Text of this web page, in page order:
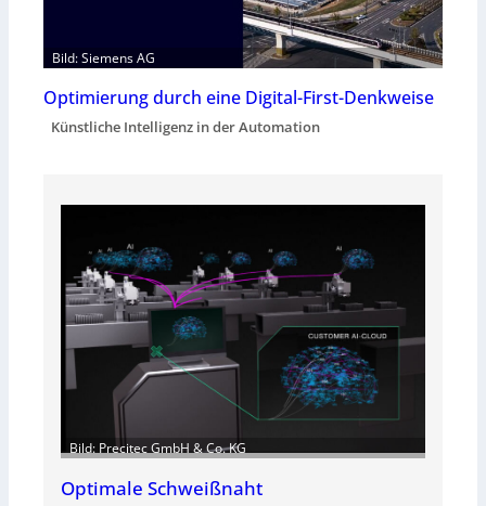
Bild: Siemens AG
Optimierung durch eine Digital-First-Denkweise
Künstliche Intelligenz in der Automation
Bild: Precitec GmbH & Co. KG
Optimale Schweißnaht